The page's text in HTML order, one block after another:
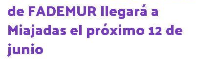
de FADEMUR llegará a
Miajadas el próximo 12 de
junio